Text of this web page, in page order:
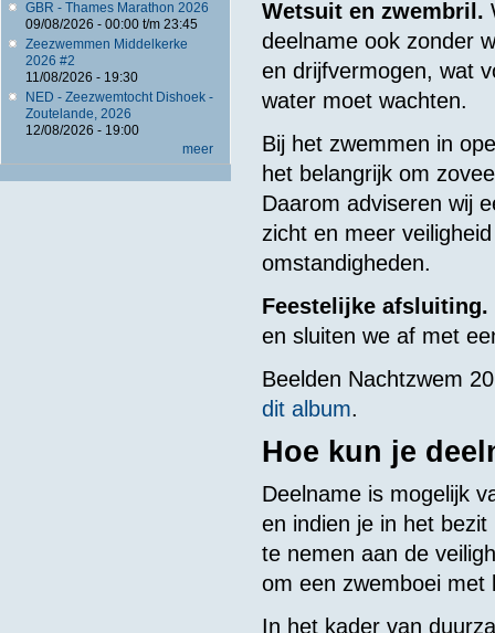
GBR - Thames Marathon 2026
09/08/2026 - 00:00t/m 23:45
Zeezwemmen Middelkerke
2026 #2
11/08/2026 - 19:30
NED - Zeezwemtocht Dishoek -
Zoutelande, 2026
12/08/2026 - 19:00
meer
Wetsuit en zwembril.
deelname ook zonder
en drijfvermogen, wat
water moet wachten.
Bij het zwemmen in
het belangrijk om
Daarom adviseren wij
zicht en meer
omstandigheden.
Feestelijke afsluiting.
en sluiten we af met
Beelden Nachtzwem
dit album.
Hoe kun je
Deelname is mogelijk
en indien je in het
te nemen aan de
om een zwemboei met
In het kader van